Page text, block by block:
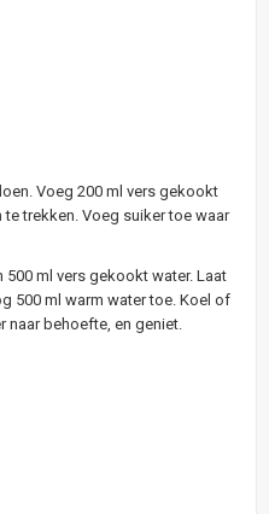
Voeg 200 ml vers gekookt
trekken. Voeg suiker toe waar
500 ml vers gekookt water. Laat
500 ml warm water toe. Koel of
naar behoefte, en geniet.